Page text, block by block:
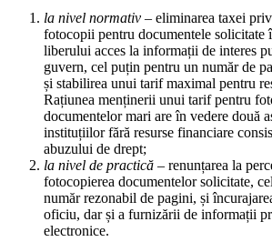
la nivel normativ – eliminarea taxei
fotocopii pentru documentele solicitate
liberului acces la informații de interes
guvern, cel puțin pentru un număr de
și stabilirea unui tarif maximal pentru
Rațiunea menținerii unui tarif pentru
documentelor mari are în vedere două
instituțiilor fără resurse financiare
abuzului de drept;
la nivel de practică – renunțarea la
fotocopierea documentelor solicitate,
număr rezonabil de pagini, și
oficiu, dar și a furnizării de informații
electronice.